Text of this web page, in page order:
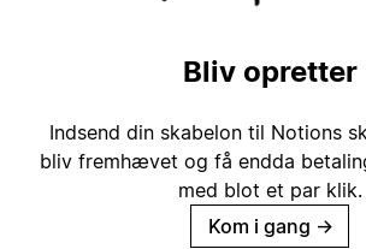
Bliv opretter
Indsend din skabelon til Notions
bliv fremhævet og få endda
med blot et par klik.
Kom i gang →